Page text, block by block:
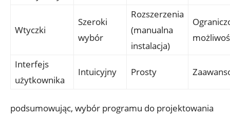
Wtyczki
Szeroki
wybór
Rozszerzenia
(manualna
instalacja)
Interfejs
‍użytkownika
Intuicyjny Prosty
podsumowując, wybór programu do projektowania